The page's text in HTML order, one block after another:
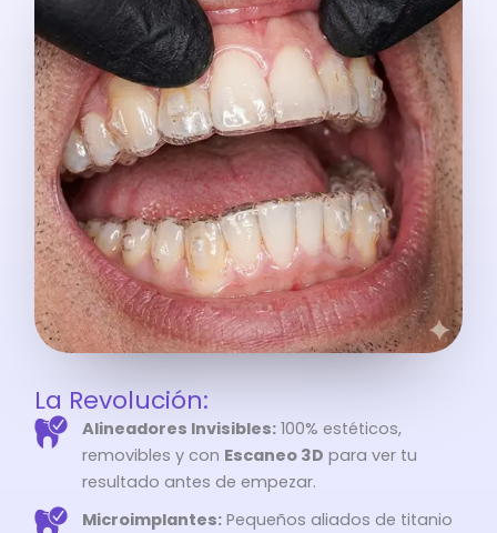
La Revolución:
Alineadores Invisibles:100% estéticos,
removibles y con Escaneo 3D para ver tu
resultado antes de empezar.
Microimplantes:Pequeños aliados de titanio